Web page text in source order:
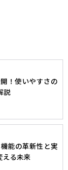
！使いやすさの
説
能の革新性と実
える未来